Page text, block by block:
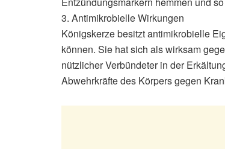
3. Antimikrobielle Wirkungen
Königskerze besitzt antimikrobielle
können. Sie hat sich als wirksam
nützlicher Verbündeter in der
Abwehrkräfte des Körpers gegen